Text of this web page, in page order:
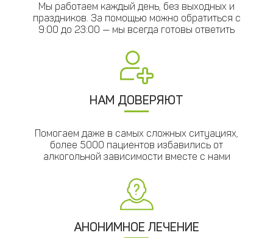
Мы работаем каждый день, без выходных и
праздников. За помощью можно обратиться с
9:00 до 23:00 — мы всегда готовы ответить
НАМ ДОВЕРЯЮТ
Помогаем даже в самых сложных ситуациях,
более 5000 пациентов избавились от
алкогольной зависимости вместе с нами
АНОНИМНОЕ ЛЕЧЕНИЕ